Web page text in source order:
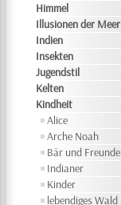
Himmel
Illusionen der Meer
Indien
Insekten
Jugendstil
Kelten
Kindheit
Alice
Arche Noah
Bär und Freunde
Indianer
Kinder
lebendiges Wald